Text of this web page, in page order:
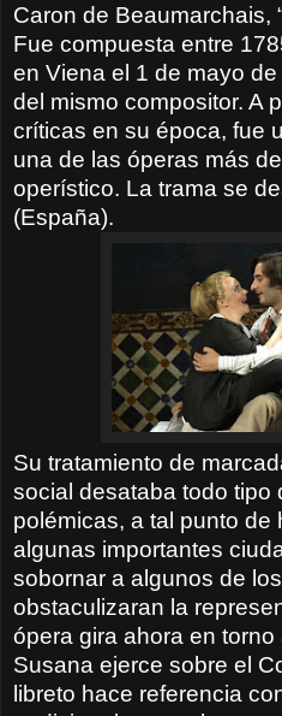
Caron de Beaumarchais,
Fue compuesta entre
en Viena el 1 de mayo
del mismo compositor. A
críticas en su época, fue
una de las óperas más
operístico. La trama se
(España).
Su tratamiento de
social desataba todo tipo
polémicas, a tal punto de
algunas importantes
sobornar a algunos de
obstaculizaran la
ópera gira ahora en
Susana ejerce sobre el
libreto hace referencia